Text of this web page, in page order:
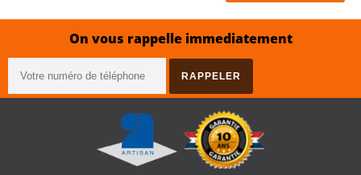
On vous rappelle immediatement